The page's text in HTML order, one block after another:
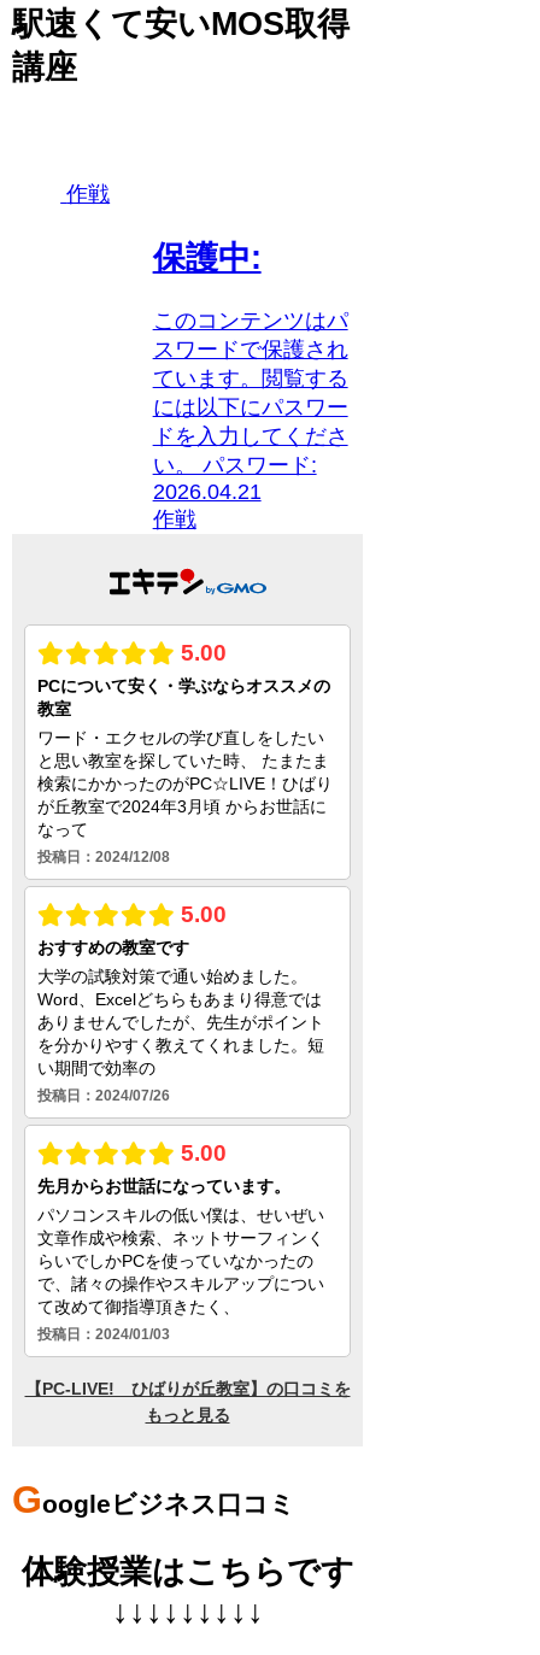
駅速くて安いMOS取得
講座
作戦
保護中:
このコンテンツはパ
スワードで保護され
ています。閲覧する
には以下にパスワー
ドを入力してくださ
い。 パスワード:
2026.04.21
作戦
Googleビジネス口コミ
体験授業はこちらです
↓↓↓↓↓↓↓↓↓